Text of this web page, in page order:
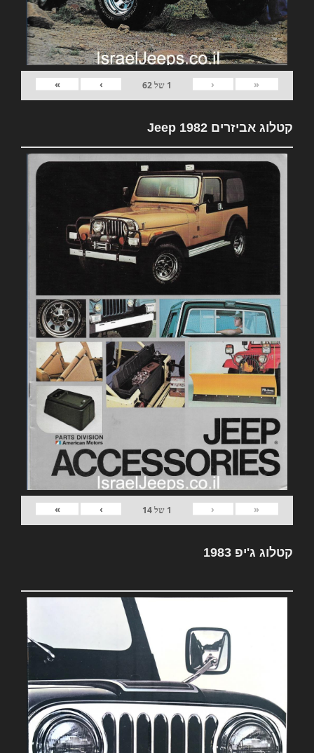
«
‹
1 של62
›
»
קטלוג אביזרים 1982 Jeep
«
‹
1 של14
›
»
קטלוג ג'יפ 1983